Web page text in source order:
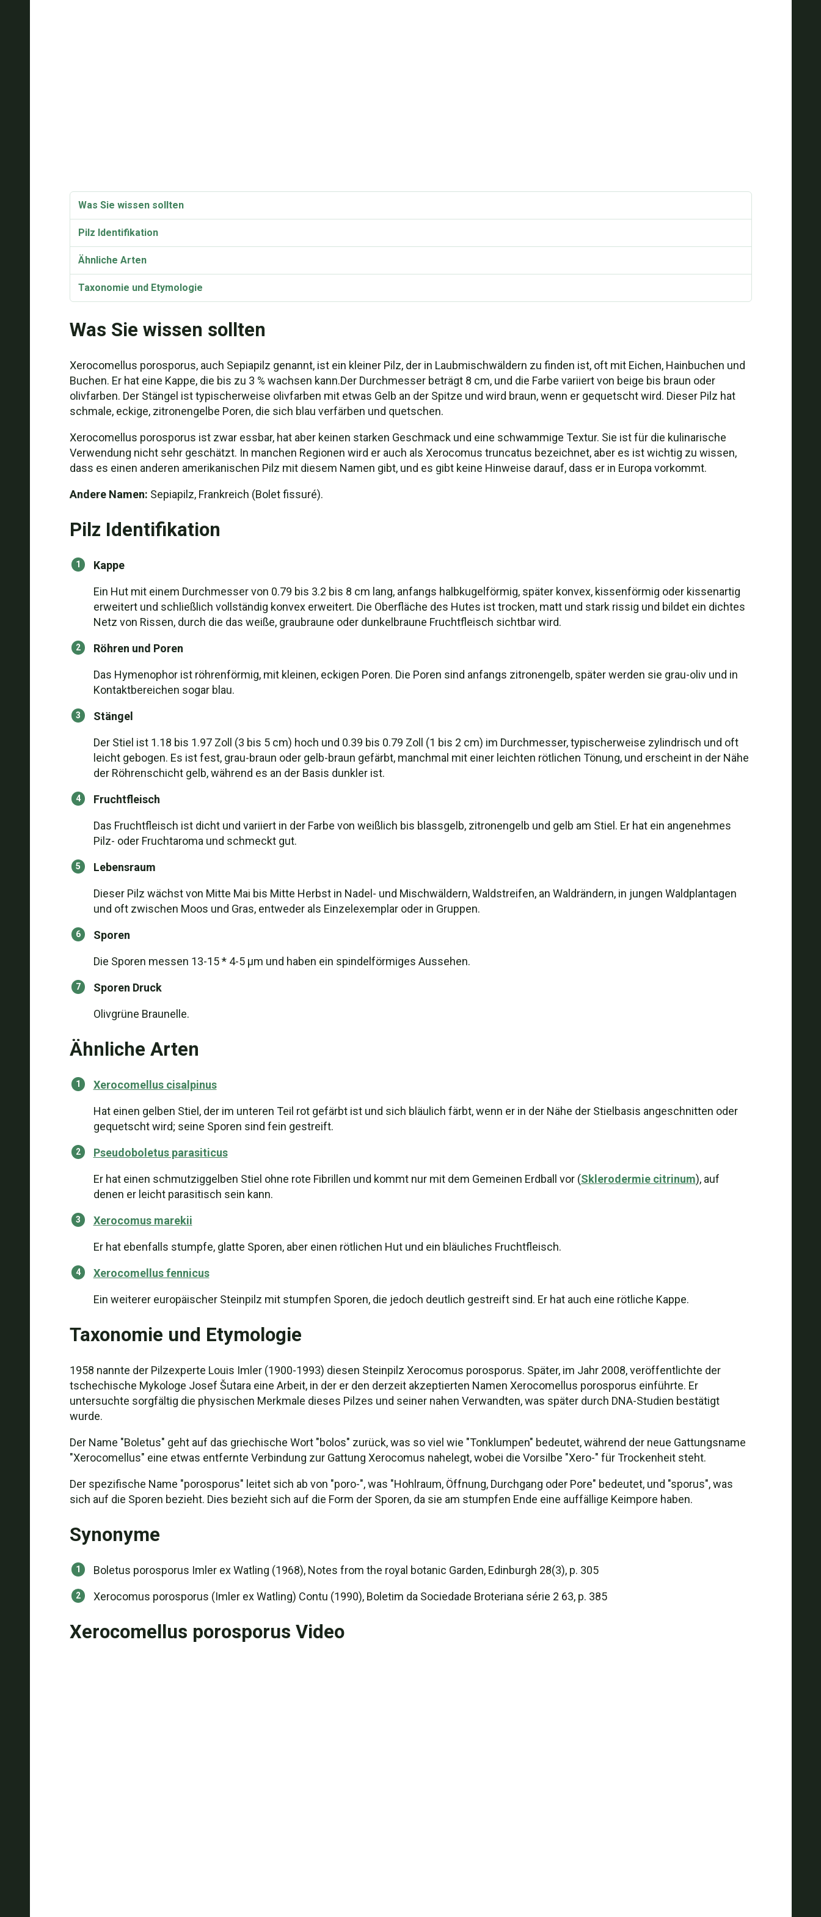
Was Sie wissen sollten
Pilz Identifikation
Ähnliche Arten
Taxonomie und Etymologie
Was Sie wissen sollten
Xerocomellus porosporus, auch Sepiapilz genannt, ist ein kleiner Pilz, der in Laubmischwäldern zu finden ist, oft mit Eichen, Hainbuchen und
Buchen. Er hat eine Kappe, die bis zu 3 % wachsen kann.Der Durchmesser beträgt 8 cm, und die Farbe variiert von beige bis braun oder
olivfarben. Der Stängel ist typischerweise olivfarben mit etwas Gelb an der Spitze und wird braun, wenn er gequetscht wird. Dieser Pilz hat
schmale, eckige, zitronengelbe Poren, die sich blau verfärben und quetschen.
Xerocomellus porosporus ist zwar essbar, hat aber keinen starken Geschmack und eine schwammige Textur. Sie ist für die kulinarische
Verwendung nicht sehr geschätzt. In manchen Regionen wird er auch als Xerocomus truncatus bezeichnet, aber es ist wichtig zu wissen,
dass es einen anderen amerikanischen Pilz mit diesem Namen gibt, und es gibt keine Hinweise darauf, dass er in Europa vorkommt.
Andere Namen: Sepiapilz, Frankreich (Bolet fissuré).
Pilz Identifikation
Kappe
Ein Hut mit einem Durchmesser von 0.79 bis 3.2 bis 8 cm lang, anfangs halbkugelförmig, später konvex, kissenförmig oder kissenartig
erweitert und schließlich vollständig konvex erweitert. Die Oberfläche des Hutes ist trocken, matt und stark rissig und bildet ein dichtes
Netz von Rissen, durch die das weiße, graubraune oder dunkelbraune Fruchtfleisch sichtbar wird.
Röhren und Poren
Das Hymenophor ist röhrenförmig, mit kleinen, eckigen Poren. Die Poren sind anfangs zitronengelb, später werden sie grau-oliv und in
Kontaktbereichen sogar blau.
Stängel
Der Stiel ist 1.18 bis 1.97 Zoll (3 bis 5 cm) hoch und 0.39 bis 0.79 Zoll (1 bis 2 cm) im Durchmesser, typischerweise zylindrisch und oft
leicht gebogen. Es ist fest, grau-braun oder gelb-braun gefärbt, manchmal mit einer leichten rötlichen Tönung, und erscheint in der Nähe
der Röhrenschicht gelb, während es an der Basis dunkler ist.
Fruchtfleisch
Das Fruchtfleisch ist dicht und variiert in der Farbe von weißlich bis blassgelb, zitronengelb und gelb am Stiel. Er hat ein angenehmes
Pilz- oder Fruchtaroma und schmeckt gut.
Lebensraum
Dieser Pilz wächst von Mitte Mai bis Mitte Herbst in Nadel- und Mischwäldern, Waldstreifen, an Waldrändern, in jungen Waldplantagen
und oft zwischen Moos und Gras, entweder als Einzelexemplar oder in Gruppen.
Sporen
Die Sporen messen 13-15 * 4-5 μm und haben ein spindelförmiges Aussehen.
Sporen Druck
Olivgrüne Braunelle.
Ähnliche Arten
Xerocomellus cisalpinus
Hat einen gelben Stiel, der im unteren Teil rot gefärbt ist und sich bläulich färbt, wenn er in der Nähe der Stielbasis angeschnitten oder
gequetscht wird; seine Sporen sind fein gestreift.
Pseudoboletus parasiticus
Er hat einen schmutziggelben Stiel ohne rote Fibrillen und kommt nur mit dem Gemeinen Erdball vor (Sklerodermie citrinum), auf
denen er leicht parasitisch sein kann.
Xerocomus marekii
Er hat ebenfalls stumpfe, glatte Sporen, aber einen rötlichen Hut und ein bläuliches Fruchtfleisch.
Xerocomellus fennicus
Ein weiterer europäischer Steinpilz mit stumpfen Sporen, die jedoch deutlich gestreift sind. Er hat auch eine rötliche Kappe.
Taxonomie und Etymologie
1958 nannte der Pilzexperte Louis Imler (1900-1993) diesen Steinpilz Xerocomus porosporus. Später, im Jahr 2008, veröffentlichte der
tschechische Mykologe Josef Šutara eine Arbeit, in der er den derzeit akzeptierten Namen Xerocomellus porosporus einführte. Er
untersuchte sorgfältig die physischen Merkmale dieses Pilzes und seiner nahen Verwandten, was später durch DNA-Studien bestätigt
wurde.
Der Name "Boletus" geht auf das griechische Wort "bolos" zurück, was so viel wie "Tonklumpen" bedeutet, während der neue Gattungsname
"Xerocomellus" eine etwas entfernte Verbindung zur Gattung Xerocomus nahelegt, wobei die Vorsilbe "Xero-" für Trockenheit steht.
Der spezifische Name "porosporus" leitet sich ab von "poro-", was "Hohlraum, Öffnung, Durchgang oder Pore" bedeutet, und "sporus", was
sich auf die Sporen bezieht. Dies bezieht sich auf die Form der Sporen, da sie am stumpfen Ende eine auffällige Keimpore haben.
Synonyme
Boletus porosporus Imler ex Watling (1968), Notes from the royal botanic Garden, Edinburgh 28(3), p. 305
Xerocomus porosporus (Imler ex Watling) Contu (1990), Boletim da Sociedade Broteriana série 2 63, p. 385
Xerocomellus porosporus Video